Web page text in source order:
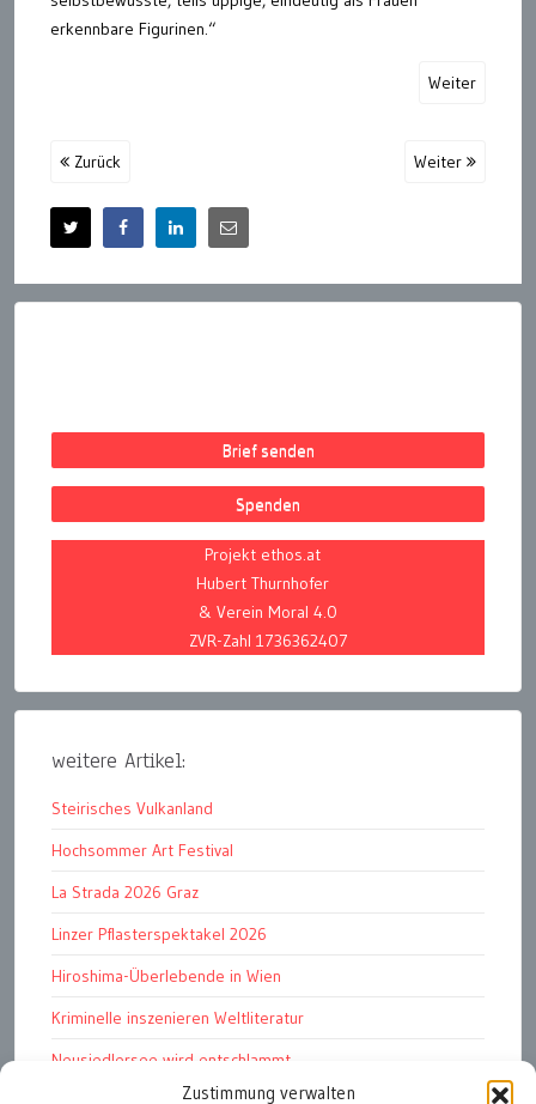
Zustimmung verwalten
erkennbare Figurinen.“
Weiter
Zurück Weiter
Brief senden
Spenden
Projekt ethos.at
Hubert Thurnhofer
& Verein Moral 4.0
ZVR-Zahl 1736362407
weitere Artikel:
Steirisches Vulkanland
Hochsommer Art Festival
La Strada 2026 Graz
Linzer Pflasterspektakel 2026
Hiroshima-Überlebende in Wien
Kriminelle inszenieren Weltliteratur
Neusiedlersee wird entschlammt